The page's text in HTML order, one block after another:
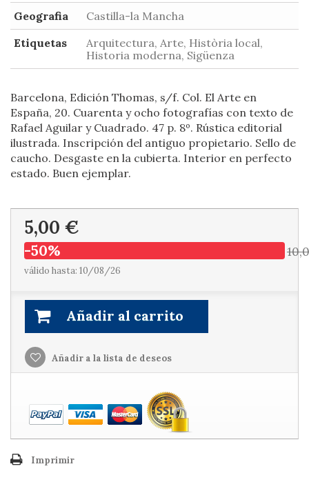
Geografia
Castilla-la Mancha
Etiquetas
Arquitectura, Arte, Història local,
Historia moderna, Sigüenza
Barcelona, Edición Thomas, s/f. Col. El Arte en
España, 20. Cuarenta y ocho fotografías con texto de
Rafael Aguilar y Cuadrado. 47 p. 8º. Rústica editorial
ilustrada. Inscripción del antiguo propietario. Sello de
caucho. Desgaste en la cubierta. Interior en perfecto
estado. Buen ejemplar.
5,00 €
-50%
válido hasta: 10/08/26
Añadir al carrito
Añadir a la lista de deseos
Imprimir